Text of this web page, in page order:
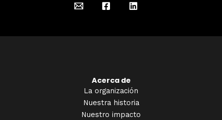
Acerca de
La organización
Nuestra historia
Nuestro impacto